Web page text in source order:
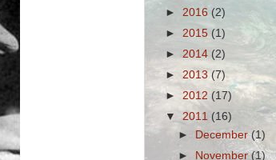
► 2016 (2)
► 2015 (1)
► 2014 (2)
► 2013(7)
► 2012 (17)
▼ 2011 (16)
►
December (1)
►
November(1)